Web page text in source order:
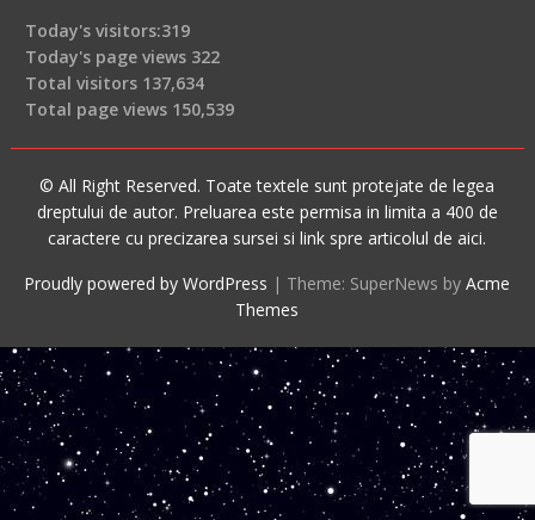
Today's visitors:319
Today's page views 322
Total visitors 137,634
Total page views 150,539
© All Right Reserved. Toate textele sunt protejate de legea
dreptului de autor. Preluarea este permisa in limita a 400 de
caractere cu precizarea sursei si link spre articolul de aici.
Proudly powered by WordPress | Theme: SuperNews byAcme
Themes